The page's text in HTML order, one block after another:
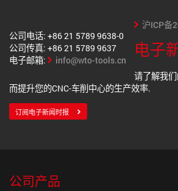
公司电话: +86 21 5789 9638-0
公司传真: +86 21 5789 9637
电子邮箱:
info@wto-tools.cn
沪ICP备
电子
请了解我
而提升您的CNC-车削中心的生产效率.
订阅电子新闻时报
公司产品